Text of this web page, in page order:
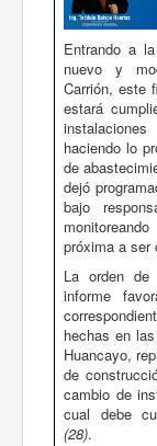
Entrando a
nuevo y
Carrión, este
estará
haciendo lo
de
dejó
bajo
próxima a ser
La orden de
informe
hechas en
Huancayo,
de
cambio de
cual debe
(28).